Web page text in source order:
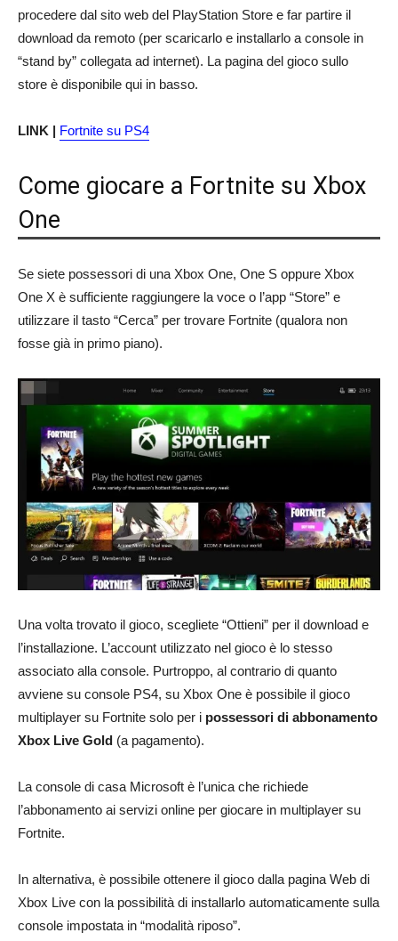
procedere dal sito web del PlayStation Store e far partire il
download da remoto (per scaricarlo e installarlo a console in
“stand by” collegata ad internet). La pagina del gioco sullo
store è disponibile qui in basso.
LINK | Fortnite su PS4
Come giocare a Fortnite su Xbox
One
Se siete possessori di una Xbox One, One S oppure Xbox
One X è sufficiente raggiungere la voce o l’app “Store” e
utilizzare il tasto “Cerca” per trovare Fortnite (qualora non
fosse già in primo piano).
Una volta trovato il gioco, scegliete “Ottieni” per il download e
l’installazione. L’account utilizzato nel gioco è lo stesso
associato alla console. Purtroppo, al contrario di quanto
avviene su console PS4, su Xbox One è possibile il gioco
multiplayer su Fortnite solo per i possessori di abbonamento
Xbox Live Gold (a pagamento).
La console di casa Microsoft è l’unica che richiede
l’abbonamento ai servizi online per giocare in multiplayer su
Fortnite.
In alternativa, è possibile ottenere il gioco dalla pagina Web di
Xbox Live con la possibilità di installarlo automaticamente sulla
console impostata in “modalità riposo”.